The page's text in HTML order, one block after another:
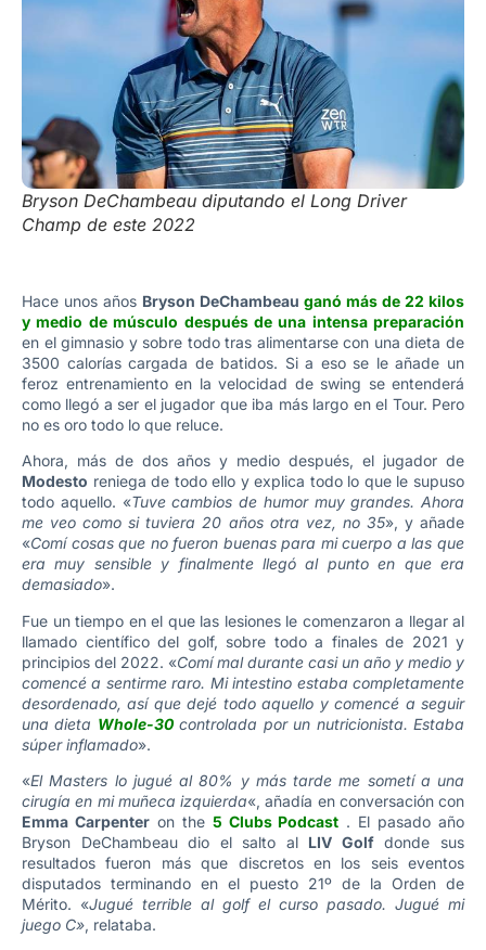
Bryson DeChambeau diputando el Long Driver
Champ de este 2022
Hace unos años Bryson DeChambeau ganó más de 22 kilos
y medio de músculo después de una intensa preparación
en el gimnasio y sobre todo tras alimentarse con una dieta de
3500 calorías cargada de batidos. Si a eso se le añade un
feroz entrenamiento en la velocidad de swing se entenderá
como llegó a ser el jugador que iba más largo en el Tour. Pero
no es oro todo lo que reluce.
Ahora, más de dos años y medio después, el jugador de
Modesto reniega de todo ello y explica todo lo que le supuso
todo aquello. «Tuve cambios de humor muy grandes. Ahora
me veo como si tuviera 20 años otra vez, no 35», y añade
«Comí cosas que no fueron buenas para mi cuerpo a las que
era muy sensible y finalmente llegó al punto en que era
demasiado».
Fue un tiempo en el que las lesiones le comenzaron a llegar al
llamado científico del golf, sobre todo a finales de 2021 y
principios del 2022. «Comí mal durante casi un año y medio y
comencé a sentirme raro. Mi intestino estaba completamente
desordenado, así que dejé todo aquello y comencé a seguir
una dieta Whole-30controlada por un nutricionista. Estaba
súper inflamado».
«El Masters lo jugué al 80% y más tarde me sometí a una
cirugía en mi muñeca izquierda«, añadía en conversación con
Emma Carpenteron the 5 Clubs Podcast . El pasado año
Bryson DeChambeau dio el salto al LIV Golfdonde sus
resultados fueron más que discretos en los seis eventos
disputados terminando en el puesto 21º de la Orden de
Mérito. «Jugué terrible al golf el curso pasado. Jugué mi
juego C», relataba.